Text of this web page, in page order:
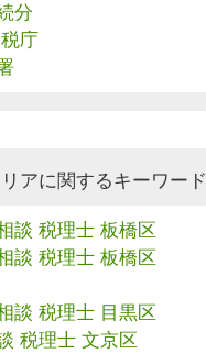
分
庁
アに関するキーワード
談 税理士 板橋区
談 税理士 板橋区
談 税理士 目黒区
税理士 文京区